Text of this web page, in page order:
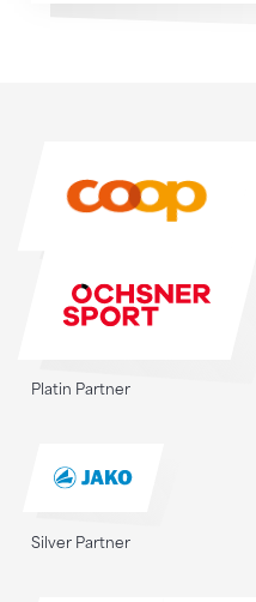
Platin Partner
Silver Partner